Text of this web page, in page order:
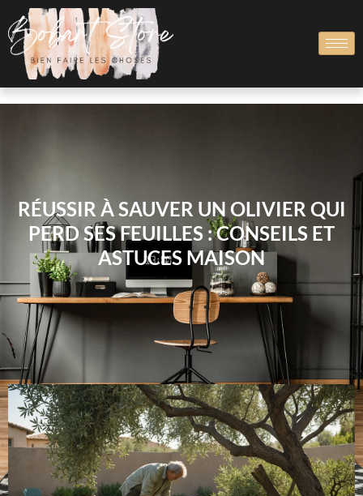
RÉUSSIR À SAUVER UN OLIVIER QUI
PERD SES FEUILLES : CONSEILS ET
ASTUCES MAISON